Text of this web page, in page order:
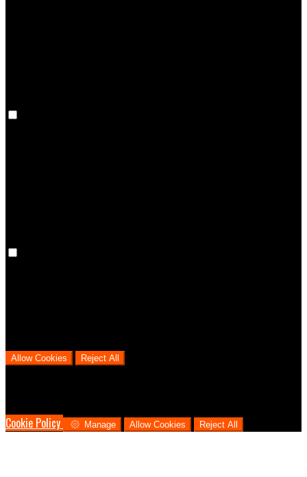
Allow Cookies Reject All
Cookie Policy
Manage Allow Cookies Reject All